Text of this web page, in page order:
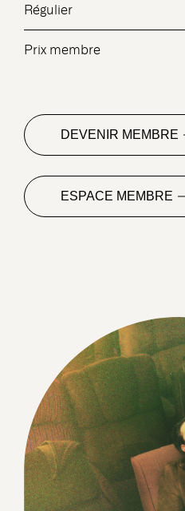
Régulier
Prix membre
DEVENIR MEMBRE
ESPACE MEMBRE